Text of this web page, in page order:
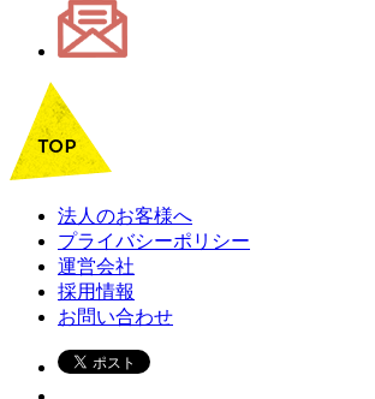
法人のお客様へ
プライバシーポリシー
運営会社
採用情報
お問い合わせ